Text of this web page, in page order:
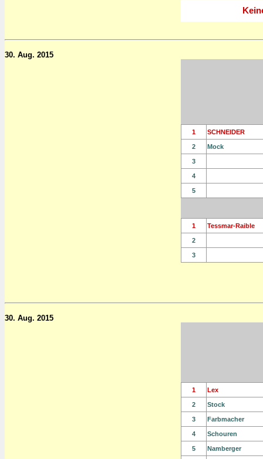
30. Aug. 2015
1 SCHNEIDER
2 Mock
3
4
5
1 Tessmar-Raible
2
3
30. Aug. 2015
1 Lex
2 Stock
3 Farbmacher
4 Schouren
5 Namberger